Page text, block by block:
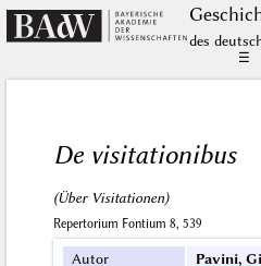
des
☰
De visitationibus
(Über Visitationen)
Repertorium Fontium 8, 539
Autor
Pavini,